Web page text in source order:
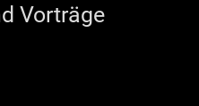
Vorträge